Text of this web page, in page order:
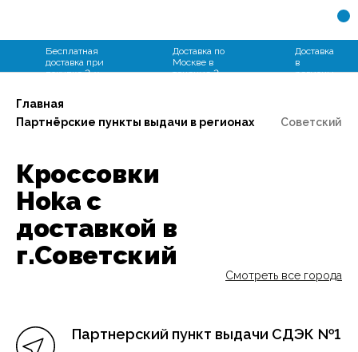
Бесплатная
доставка при
покупке 2-х
Доставка по
Москве в
течение 2
Доставка
в
регионы
Главная
Партнёрские пункты выдачи в регионах
Советский
Кроссовки
Hoka с
доставкой в
г.Советский
Смотреть все города
Партнерский пункт выдачи СДЭК №1